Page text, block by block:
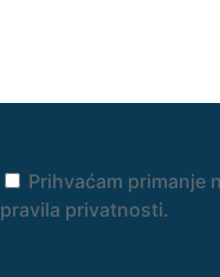
Prihvaćam primanje
pravila privatnosti.